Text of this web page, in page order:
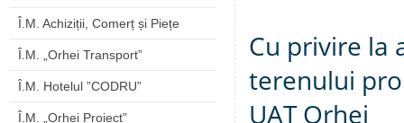
Î.M. Achiziții, Comerț și Piețe
Î.M. „Orhei Transport”
Î.M. Hotelul ”CODRU”
Î.M. „Orhei Proiect”
Cu privire la
terenului
UAT Orhei